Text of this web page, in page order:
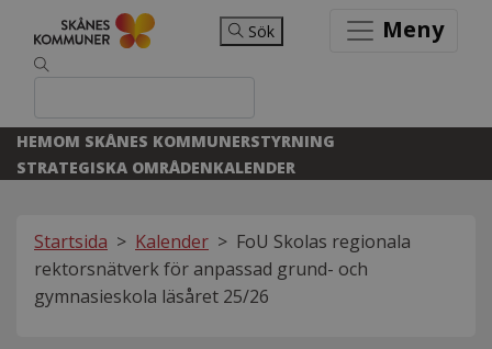
Sök Meny
HEMOM SKÅNES KOMMUNERSTYRNING
STRATEGISKA OMRÅDENKALENDER
Startsida > Kalender > FoU Skolas regionala
rektorsnätverk för anpassad grund- och
gymnasieskola läsåret 25/26